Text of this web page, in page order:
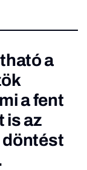
a
a fent
is az
döntést